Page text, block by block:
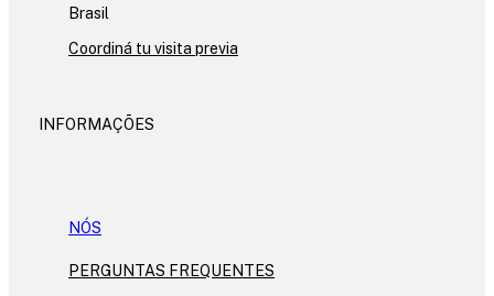
Brasil
Coordiná tu visita previa
INFORMAÇÕES
NÓS
PERGUNTAS FREQUENTES